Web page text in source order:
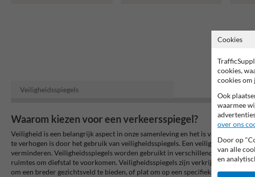
Veiligheidsspiegels
Waarom kiezen voor een verkeersspiegel?
Veiligheid is een belangrijk aspect in onze samenleving en het is van vitaal
te verhogen is door het gebruik van veiligheidsspiegels. Een
verminderen. Veiligheidsspiegels worden gebruikt in verschillende
ruimtes om diefstal te voorkomen. Veiligheidsspiegels zijn verkrijgbaar in
om een breder gezichtsveld te bieden, of plat om op een specifiek punt te
Cookies
cookies,
cookies om
Ook
waarmee
over ons
Door op
van alle
en